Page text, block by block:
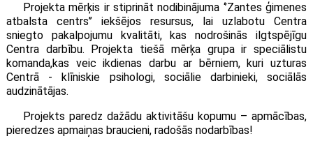
Projekta mērķis ir stiprināt nodibinājuma ‘’Zantes ģimenes
atbalsta centrs’’ iekšējos resursus, lai uzlabotu Centra
sniegto pakalpojumu kvalitāti, kas nodrošinās ilgtspējīgu
Centra darbību. Projekta tiešā mērķa grupa ir speciālistu
komanda,kas veic ikdienas darbu ar bērniem, kuri uzturas
Centrā - klīniskie psihologi, sociālie darbinieki, sociālās
audzinātājas.
Projekts paredz dažādu aktivitāšu kopumu – apmācības,
pieredzes apmaiņas braucieni, radošās nodarbības!